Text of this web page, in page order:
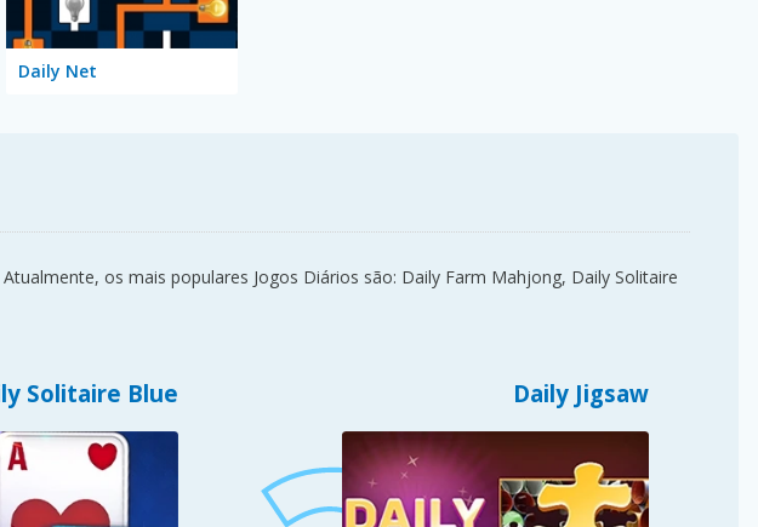
Daily Net
os mais populares Jogos Diários são: Daily Farm Mahjong, Daily Solitaire
Solitaire Blue Daily Jigsaw